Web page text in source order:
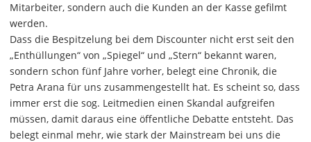
Mitarbeiter, sondern auch die Kunden an der Kasse gefilmt
werden.
Dass die Bespitzelung bei dem Discounter nicht erst seit den
„Enthüllungen“ von „Spiegel“ und „Stern“ bekannt waren,
sondern schon fünf Jahre vorher, belegt eine Chronik, die
Petra Arana für uns zusammengestellt hat. Es scheint so, dass
immer erst die sog. Leitmedien einen Skandal aufgreifen
müssen, damit daraus eine öffentliche Debatte entsteht. Das
belegt einmal mehr, wie stark der Mainstream bei uns die